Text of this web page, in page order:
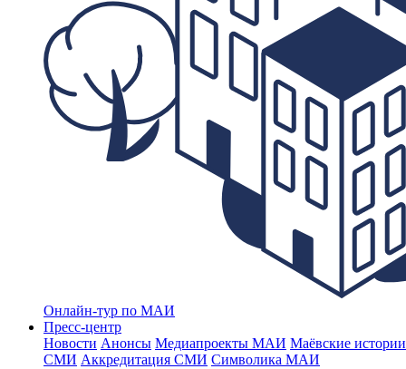
Онлайн-тур по МАИ
Пресс-центр
Новости Анонсы Медиапроекты МАИ Маёвские
СМИ Аккредитация СМИ Символика МАИ